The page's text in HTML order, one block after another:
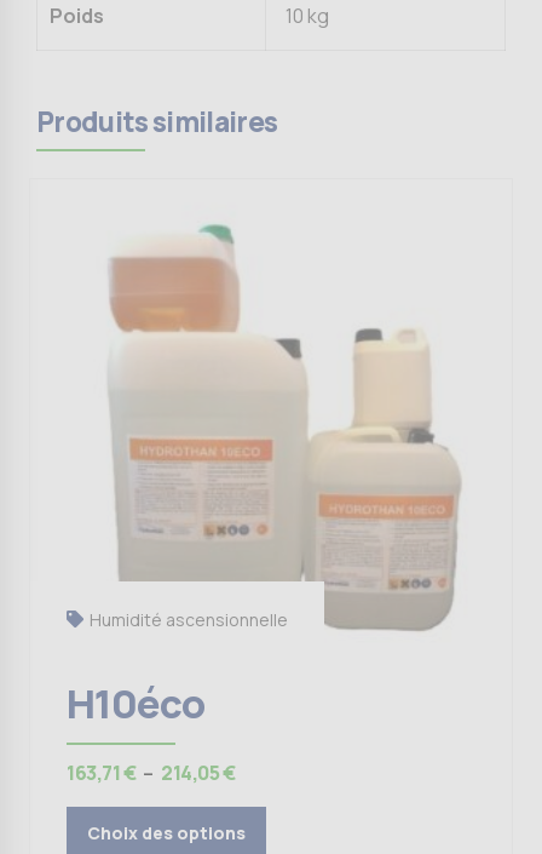
Poids 10 kg
Produits similaires
Humidité ascensionnelle
H10éco
163,71€ – 214,05€Plage
de
prix :
Choix des options
variations.
choisies